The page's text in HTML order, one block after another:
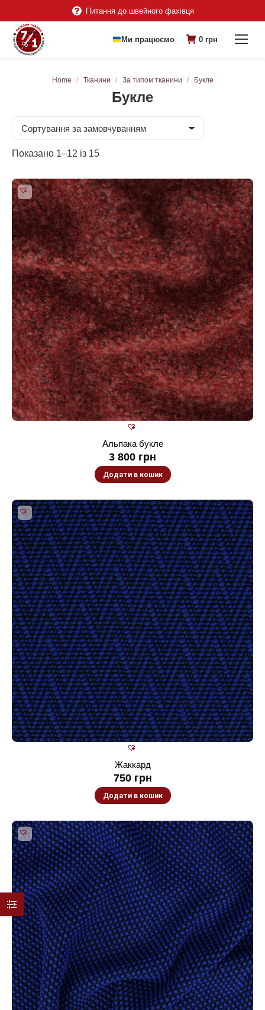
Питання до швейного фахівця
Ми працюємо 0 грн
Букле
You are here:
Home Тканини За типом тканини Букле
Показано 1–12 із 15
Альпака букле
3 800 грн
Додати в кошик
Жаккард
750 грн
Додати в кошик